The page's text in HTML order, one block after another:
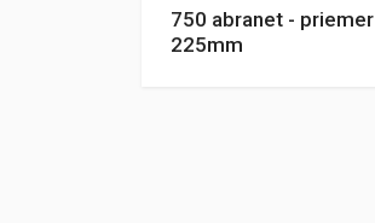
750 abranet - priemer
225mm